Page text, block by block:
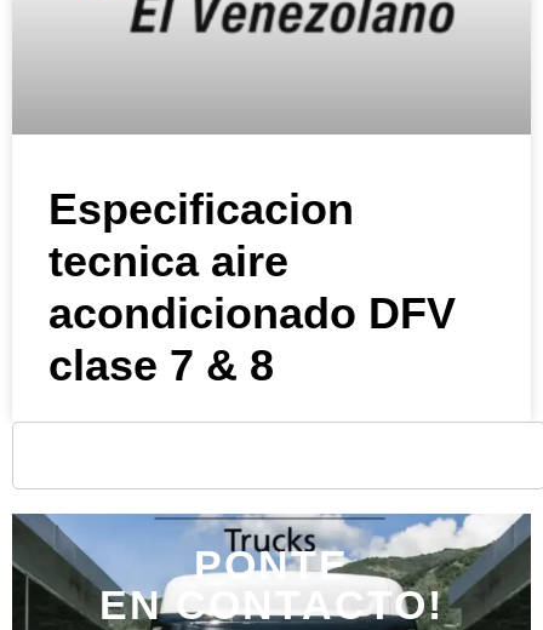
Especificacion
tecnica aire
acondicionado DFV
clase 7 & 8
PONTE
EN CONTACTO!